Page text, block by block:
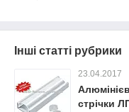
Інші статті рубрики
23.04.2017
стрічки